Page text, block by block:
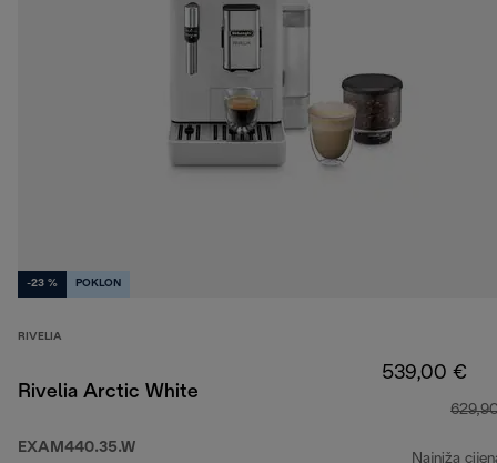
-23 % POKLON
RIVELIA
Rivelia Arctic White
EXAM440.35.W
539,00 €
Najniža